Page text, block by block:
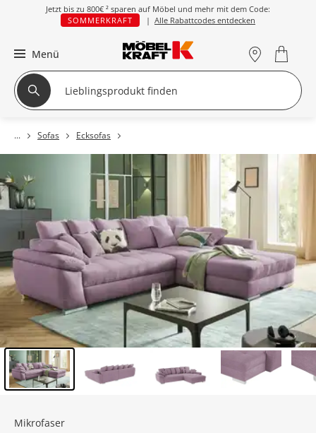
Jetzt bis zu 800€ ² sparen auf Möbel und mehr mit dem Code:
SOMMERKRAFT
| Alle Rabattcodes entdecken
Menü
Sofas Ecksofas
Mikrofaser